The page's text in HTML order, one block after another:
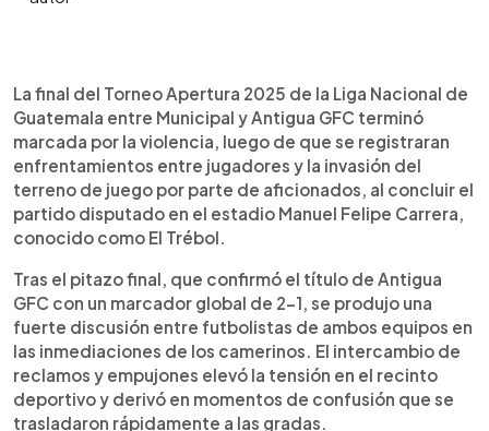
► Escuchar artículo
La final del Torneo Apertura 2025 de la Liga
Nacional de Guatemala entre Municipal y Antigua
GFC terminó marcada por disturbios dentro y
fuera del estadio Manuel Felipe Carrera, El Trébol.
Tras el pitazo final, jugadores de ambos equipos
protagonizaron una fuerte discusión cerca de los
camerinos, lo que incrementó la tensión y derivó
en la invasión del terreno de juego por parte de
aficionados de Municipal. La Policía Nacional Civil
intervino para controlar la situación, mientras
bomberos atendieron a varios lesionados. Pese a
los incidentes, Antigua GFC se consagró
campeón con un marcador global de 2-1, aunque
el título quedó opacado por los desórdenes.
La final del Torneo Apertura 2025 de la Liga Nacional de
Guatemala entre Municipal y Antigua GFC terminó
marcada por la violencia, luego de que se registraran
enfrentamientos entre jugadores y la invasión del
terreno de juego por parte de aficionados, al concluir el
partido disputado en el estadio Manuel Felipe Carrera,
conocido como El Trébol.
Tras el pitazo final, que confirmó el título de Antigua
GFC con un marcador global de 2-1, se produjo una
fuerte discusión entre futbolistas de ambos equipos en
las inmediaciones de los camerinos. El intercambio de
reclamos y empujones elevó la tensión en el recinto
deportivo y derivó en momentos de confusión que se
trasladaron rápidamente a las gradas.